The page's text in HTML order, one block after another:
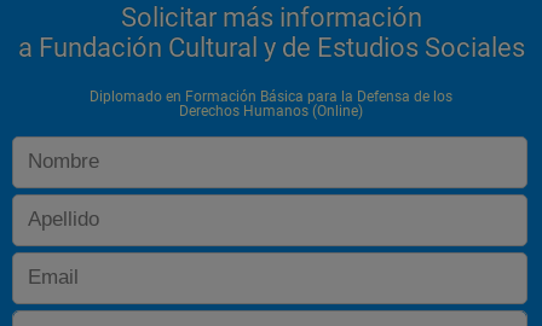
Solicitar más información
a Fundación Cultural y de Estudios Sociales
Diplomado en Formación Básica para la Defensa de los
Derechos Humanos (Online)